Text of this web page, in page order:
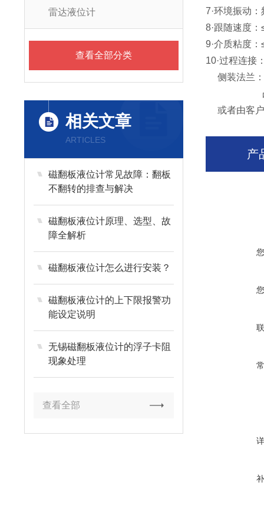
雷达液位计
查看全部分类
相关文章
ARTICLES
磁翻板液位计常见故障：翻板
不翻转的排查与解决
磁翻板液位计原理、选型、故
障全解析
磁翻板液位计怎么进行安装？
磁翻板液位计的上下限报警功
能设定说明
无锡磁翻板液位计的浮子卡阻
现象处理
查看全部
7·环境振动
8·跟随速度
9·介质粘度
10·过程连
侧装法兰：
凸面/
或者由客户
产